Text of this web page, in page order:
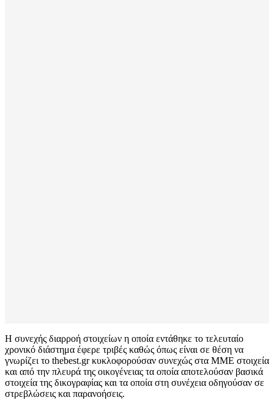
Η συνεχής διαρροή στοιχείων η οποία εντάθηκε το τελευταίο
χρονικό διάστημα έφερε τριβές καθώς όπως είναι σε θέση να
γνωρίζει το thebest.gr κυκλοφορούσαν συνεχώς στα ΜΜΕ στοιχεία
και από την πλευρά της οικογένειας τα οποία αποτελούσαν βασικά
στοιχεία της δικογραφίας και τα οποία στη συνέχεια οδηγούσαν σε
στρεβλώσεις και παρανοήσεις.